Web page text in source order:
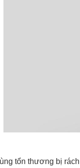
tổn thương bị